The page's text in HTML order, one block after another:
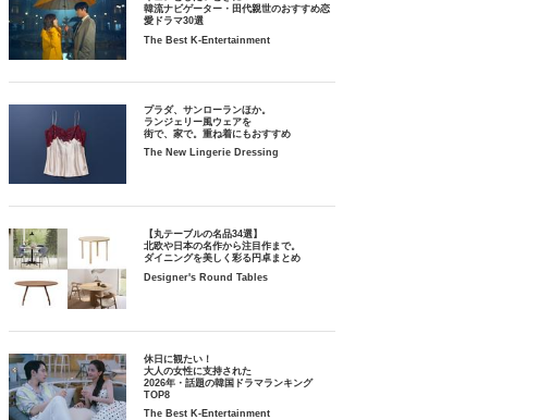
韓流ナビゲーター・田代親世のおすすめ恋
愛ドラマ30選
The Best K-Entertainment
プラダ、サンローランほか。
ランジェリー風ウェアを
街で、家で。重ね着にもおすすめ
The New Lingerie Dressing
【丸テーブルの名品34選】
北欧や日本の名作から注目作まで。
ダイニングを美しく彩る円卓まとめ
Designer's Round Tables
休日に観たい！
大人の女性に支持された
2026年・話題の韓国ドラマランキング
TOP8
The Best K-Entertainment